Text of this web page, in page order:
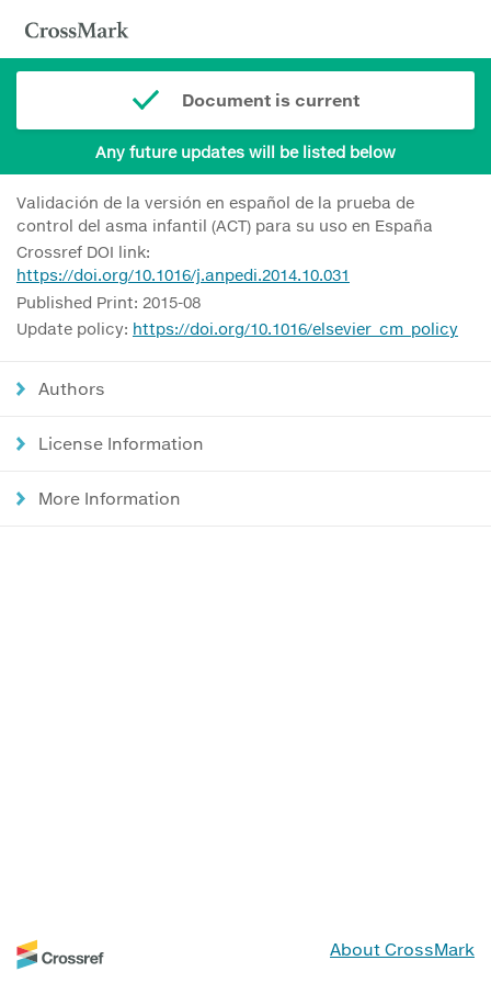
Document is current
Any future updates will be listed below
Validación de la versión en español de la prueba de
control del asma infantil (ACT) para su uso en España
Crossref DOI link:
https://doi.org/10.1016/j.anpedi.2014.10.031
Published Print: 2015-08
Update policy: https://doi.org/10.1016/elsevier_cm_policy
Authors
License Information
More Information
About CrossMark